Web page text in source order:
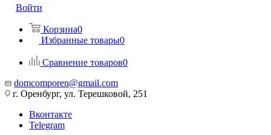
Войти
Корзина0
Избранные товары0
Сравнение товаров0
domcomporen@gmail.com
г. Оренбург, ул. Терешковой, 251
Вконтакте
Telegram